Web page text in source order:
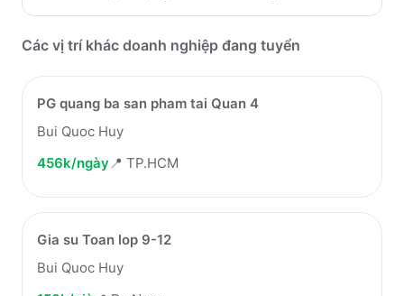
Các vị trí khác doanh nghiệp đang tuyển
PG quang ba san pham tai Quan 4
Bui Quoc Huy
456k/ngày📍 TP.HCM
Gia su Toan lop 9-12
Bui Quoc Huy